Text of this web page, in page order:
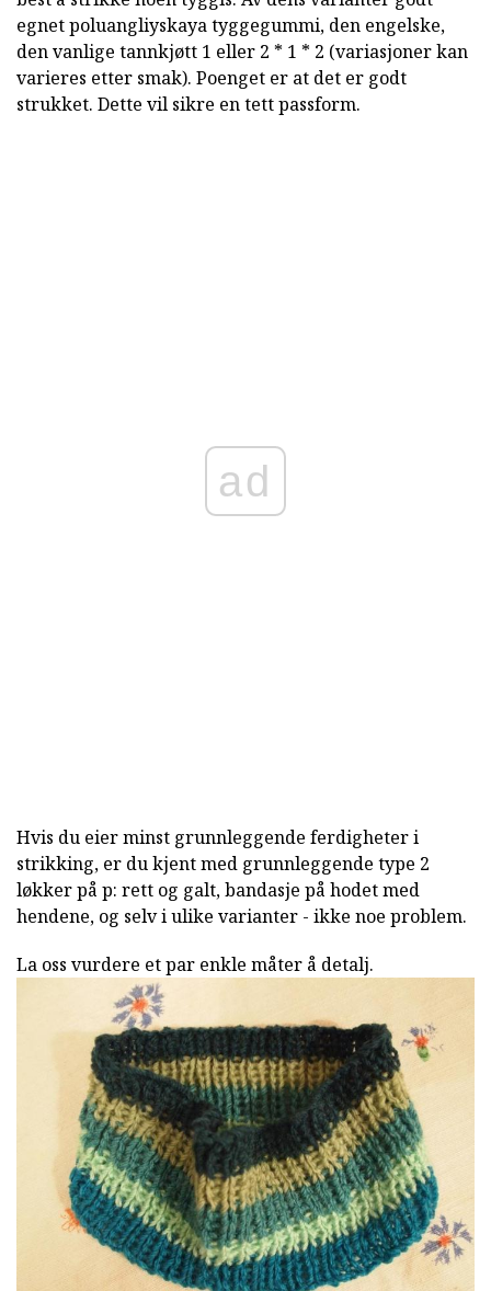
egnet poluangliyskaya tyggegummi, den engelske,
den vanlige tannkjøtt 1 eller 2 * 1 * 2 (variasjoner kan
varieres etter smak). Poenget er at det er godt
strukket. Dette vil sikre en tett passform.
ad
Hvis du eier minst grunnleggende ferdigheter i
strikking, er du kjent med grunnleggende type 2
løkker på p: rett og galt, bandasje på hodet med
hendene, og selv i ulike varianter - ikke noe problem.
La oss vurdere et par enkle måter å detalj.